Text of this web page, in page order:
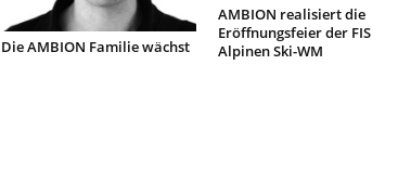
Die AMBION Familie wächst
AMBION realisiert die
Eröffnungsfeier der FIS
Alpinen Ski-WM